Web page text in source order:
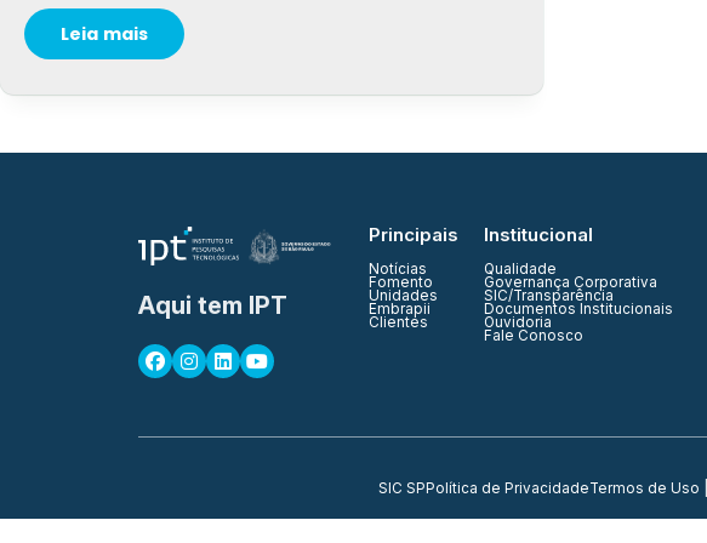
Leia mais
Aqui tem IPT
Principais
Notícias
Fomento
Unidades
Embrapii
Clientes
Institucional
Qualidade
Governança Corporativa
SIC/Transparência
Documentos Institucionais
Ouvidoria
Fale Conosco
SIC SPPolítica de PrivacidadeTermos de Uso